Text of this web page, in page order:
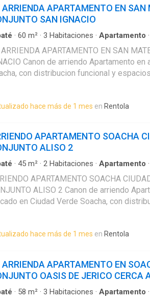
CONJUNTO PALMETO
ARRIENDA APARTAMENTO EN SAN
SAN IGNACIO
· 60 m² · 3 Habitaciones · Apartamento ·
APARTAMENTO EN SAN
Canon de arriendo Apartamento en
con distribucion funcional y
integral, zona de lavanderia,
espacio practico, comodo y bien
hace más de 1 mes en Rentola
APARTAMENTO SOACHA
ALISO 2
· 45 m² · 2 Habitaciones · Apartamento ·
APARTAMENTO SOACHA
ALISO 2 Canon de arriendo
en Ciudad Verde Soacha, con
2 banos, sala comedor, cocina
espacio practico, comodo y bien
cuenta con parqueadero comunal.
hace más de 1 mes en Rentola
ARRIENDA APARTAMENTO EN
OASIS DE JERICO CERCA
· 58 m² · 3 Habitaciones · Apartamento ·